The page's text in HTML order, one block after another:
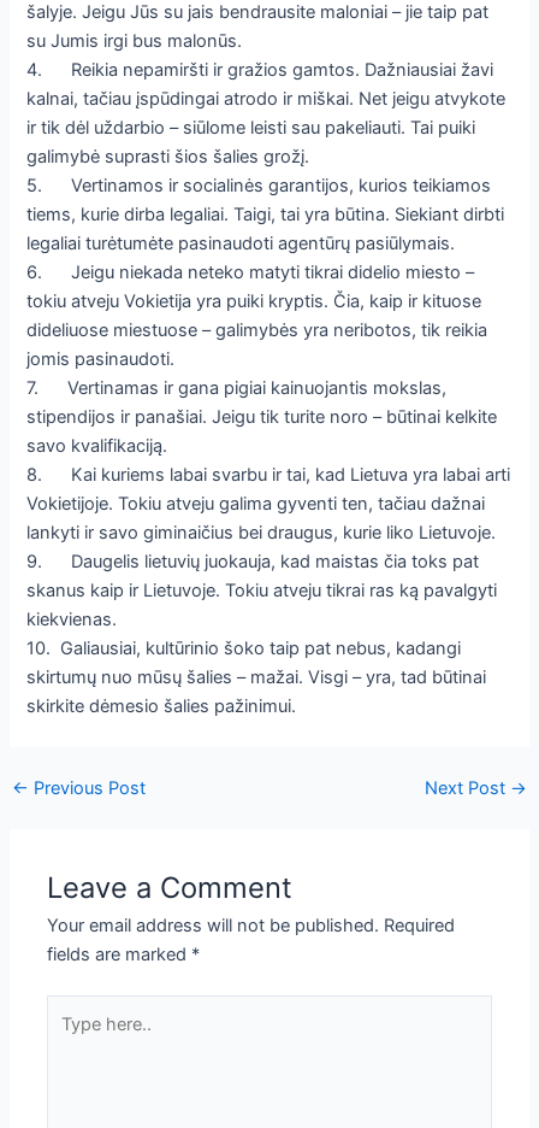
šalyje. Jeigu Jūs su jais bendrausite maloniai – jie taip pat
su Jumis irgi bus malonūs.
4. Reikia nepamiršti ir gražios gamtos. Dažniausiai žavi
kalnai, tačiau įspūdingai atrodo ir miškai. Net jeigu atvykote
ir tik dėl uždarbio – siūlome leisti sau pakeliauti. Tai puiki
galimybė suprasti šios šalies grožį.
5. Vertinamos ir socialinės garantijos, kurios teikiamos
tiems, kurie dirba legaliai. Taigi, tai yra būtina. Siekiant dirbti
legaliai turėtumėte pasinaudoti agentūrų pasiūlymais.
6. Jeigu niekada neteko matyti tikrai didelio miesto –
tokiu atveju Vokietija yra puiki kryptis. Čia, kaip ir kituose
dideliuose miestuose – galimybės yra neribotos, tik reikia
jomis pasinaudoti.
7. Vertinamas ir gana pigiai kainuojantis mokslas,
stipendijos ir panašiai. Jeigu tik turite noro – būtinai kelkite
savo kvalifikaciją.
8. Kai kuriems labai svarbu ir tai, kad Lietuva yra labai arti
Vokietijoje. Tokiu atveju galima gyventi ten, tačiau dažnai
lankyti ir savo giminaičius bei draugus, kurie liko Lietuvoje.
9. Daugelis lietuvių juokauja, kad maistas čia toks pat
skanus kaip ir Lietuvoje. Tokiu atveju tikrai ras ką pavalgyti
kiekvienas.
10. Galiausiai, kultūrinio šoko taip pat nebus, kadangi
skirtumų nuo mūsų šalies – mažai. Visgi – yra, tad būtinai
skirkite dėmesio šalies pažinimui.
← Previous Post Next Post →
Leave a Comment
Your email address will not be published. Required
fields are marked *
here..